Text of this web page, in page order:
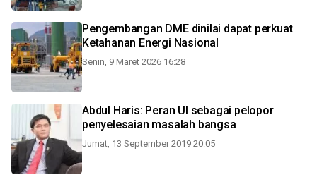
Pengembangan DME dinilai dapat perkuat
Ketahanan Energi Nasional
Senin, 9 Maret 2026 16:28
Abdul Haris: Peran UI sebagai pelopor
penyelesaian masalah bangsa
Jumat, 13 September 2019 20:05